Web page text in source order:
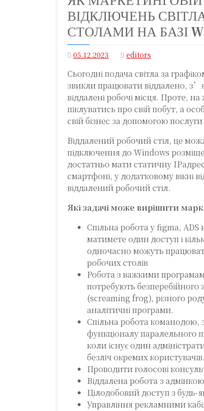
ВІДКЛЮЧЕНЬ
СТОЛАМИ НА БАЗІ
05.12.2023 editors
Сьогодні подача світла за
звикли працювати віддалено,
віддалені робочі місця. Проте,
піклуватись про свій побут, а
свій бізнес за допомогою послуги
Віддалений робочий стіл, це
підключення до Windows
достатньо мати статичну
смартфоні, у додатковому вікні
віддалений робочий стіл.
Які задачі може вирішити
Спільна робота у figma, ADS
матимете один доступ і
одночасно можуть
робочих столів
Робота з важкими
потребують
(screaming frog), різного
аналітичні програми.
Спільна робота команодою,
функціоналу паралельного
коли існує один
безліч окремих користувачів.
Проводити голосові
Віддалена робота з
Цілодобовий доступ з будь-
Управління рекламними